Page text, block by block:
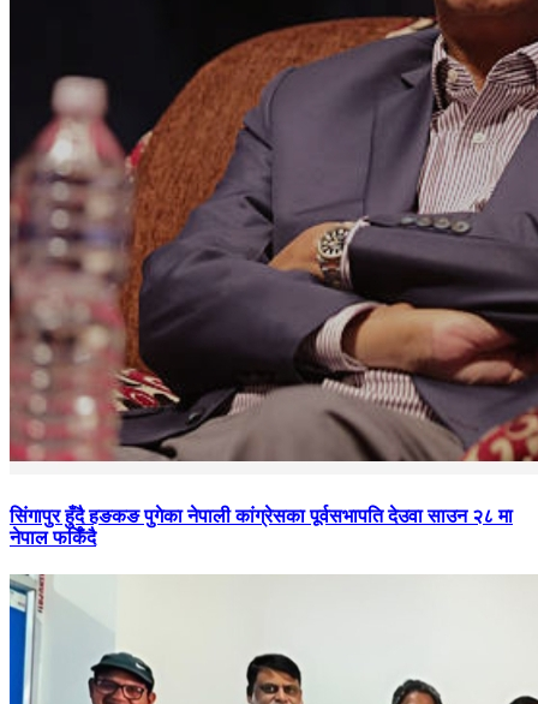
सिंगापुरहुँदै हङकङ पुगेका नेपाली कांग्रेसका पूर्वसभापति देउवा साउन २८ मा
नेपाल फर्किँदै